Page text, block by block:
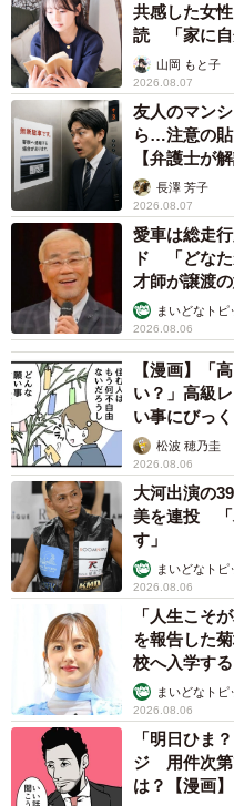
激しい“バトル”はどうなる？（か
撮影）
――撮影中、3匹の様子を
「カメラを回しながら笑い
すごくほほ笑ましい光景
た」
共感した女
読 「家に自
山岡 もと子
2026.08.07
友人のマン
ら…注意の貼
【弁護士が解
長澤 芳子
2026.08.07
愛車は総走
ド 「どな
才師が譲渡
まいどなトピ
2026.08.06
【漫画】「
い？」高級
い事にびっ
松波 穂乃圭
2026.08.06
大河出演の
美を連投 「
す」
まいどなトピ
2026.08.06
「人生こそ
を報告した
校へ入学す
まいどなトピ
2026.08.06
「明日ひま
ジ 用件次第
は？【漫画】